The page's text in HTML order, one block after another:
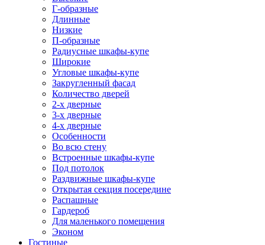
Г-образные
Длинные
Низкие
П-образные
Радиусные шкафы-купе
Широкие
Угловые шкафы-купе
Закругленный фасад
Количество дверей
2-х дверные
3-х дверные
4-х дверные
Особенности
Во всю стену
Встроенные шкафы-купе
Под потолок
Раздвижные шкафы-купе
Открытая секция посередине
Распашные
Гардероб
Для маленького помещения
Эконом
Гостиные